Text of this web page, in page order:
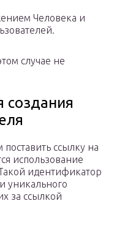
Человека и
случае не
создания
ссылку на
использование
идентификатор
уникального
за ссылкой